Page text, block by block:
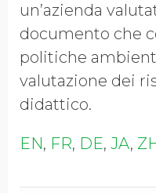
un’azienda
documento che
politiche
valutazione dei
didattico.
EN, FR, DE, JA,